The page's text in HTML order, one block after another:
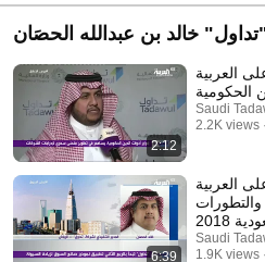
خالد بن عبدالله الحصَان
2:12
العربية
Saudi
2.2K views
6:39
العربية
2018
Saudi
1.9K views